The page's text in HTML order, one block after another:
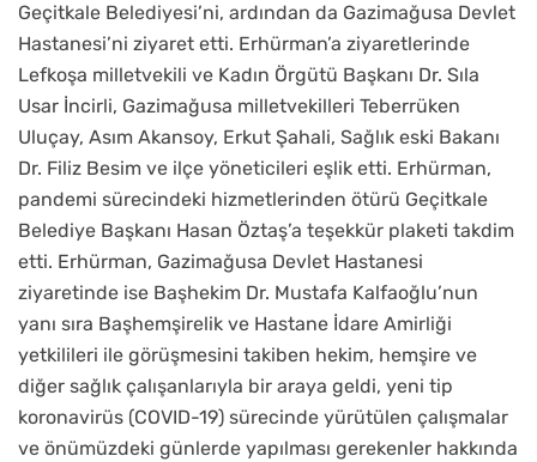
Geçitkale Belediyesi’ni, ardından da Gazimağusa Devlet
Hastanesi’ni ziyaret etti. Erhürman’a ziyaretlerinde
Lefkoşa milletvekili ve Kadın Örgütü Başkanı Dr. Sıla
Usar İncirli, Gazimağusa milletvekilleri Teberrüken
Uluçay, Asım Akansoy, Erkut Şahali, Sağlık eski Bakanı
Dr. Filiz Besim ve ilçe yöneticileri eşlik etti. Erhürman,
pandemi sürecindeki hizmetlerinden ötürü Geçitkale
Belediye Başkanı Hasan Öztaş’a teşekkür plaketi takdim
etti. Erhürman, Gazimağusa Devlet Hastanesi
ziyaretinde ise Başhekim Dr. Mustafa Kalfaoğlu’nun
yanı sıra Başhemşirelik ve Hastane İdare Amirliği
yetkilileri ile görüşmesini takiben hekim, hemşire ve
diğer sağlık çalışanlarıyla bir araya geldi, yeni tip
koronavirüs (COVID-19) sürecinde yürütülen çalışmalar
ve önümüzdeki günlerde yapılması gerekenler hakkında